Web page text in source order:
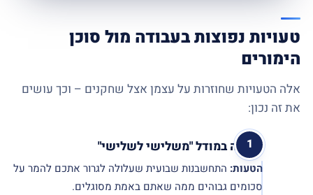
טעויות נפוצות בעבודה מול סוכן
הימורים
אלה הטעויות שחוזרות על עצמן אצל שחקנים – וכך עושים
את זה נכון:
עבודה במודל "משלישי לשלישי"
הטעות: התחשבנות שבועית שעלולה לגרור אתכם להמר על
סכומים גבוהים ממה שאתם באמת מסוגלים.